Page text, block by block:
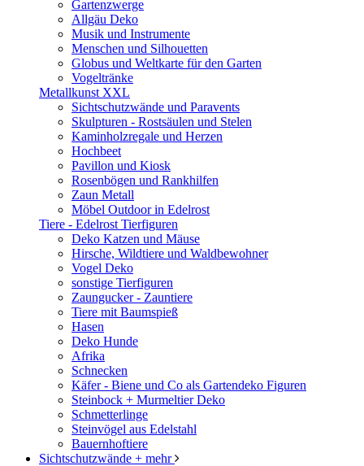
Gartenzwerge
Allgäu Deko
Musik und Instrumente
Menschen und Silhouetten
Globus und Weltkarte für den Garten
Vogeltränke
Metallkunst XXL
Sichtschutzwände und Paravents
Skulpturen - Rostsäulen und Stelen
Kaminholzregale und Herzen
Hochbeet
Pavillon und Kiosk
Rosenbögen und Rankhilfen
Zaun Metall
Möbel Outdoor in Edelrost
Tiere - Edelrost Tierfiguren
Deko Katzen und Mäuse
Hirsche, Wildtiere und Waldbewohner
Vogel Deko
sonstige Tierfiguren
Zaungucker - Zauntiere
Tiere mit Baumspieß
Hasen
Deko Hunde
Afrika
Schnecken
Käfer - Biene und Co als Gartendeko Figuren
Steinbock + Murmeltier Deko
Schmetterlinge
Steinvögel aus Edelstahl
Bauernhoftiere
Sichtschutzwände + mehr